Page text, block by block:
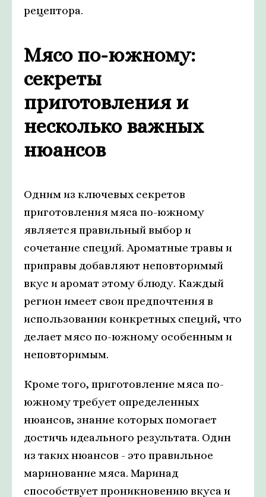
рецептора.
Мясо по-южному:
секреты
приготовления и
несколько важных
нюансов
Одним из ключевых секретов
приготовления мяса по-южному
является правильный выбор и
сочетание специй. Ароматные травы и
приправы добавляют неповторимый
вкус и аромат этому блюду. Каждый
регион имеет свои предпочтения в
использовании конкретных специй, что
делает мясо по-южному особенным и
неповторимым.
Кроме того, приготовление мяса по-
южному требует определенных
нюансов, знание которых помогает
достичь идеального результата. Один
из таких нюансов - это правильное
маринование мяса. Маринад
способствует проникновению вкуса и